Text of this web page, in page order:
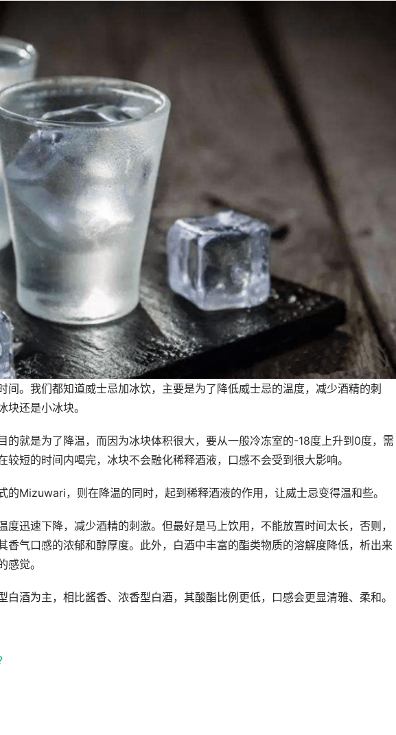
间。我们都知道威士忌加冰饮，主要是为了降低威士忌的温度，减少酒精的刺
还是小冰块。
的就是为了降温，而因为冰块体积很大，要从一般冷冻室的-18度上升到0度，需
短的时间内喝完，冰块不会融化稀释酒液，口感不会受到很大影响。
的Mizuwari，则在降温的同时，起到稀释酒液的作用，让威士忌变得温和些。
度迅速下降，减少酒精的刺激。但最好是马上饮用，不能放置时间太长，否则，
香气口感的浓郁和醇厚度。此外，白酒中丰富的酯类物质的溶解度降低，析出来
觉。
酒为主，相比酱香、浓香型白酒，其酸酯比例更低，口感会更显清雅、柔和。